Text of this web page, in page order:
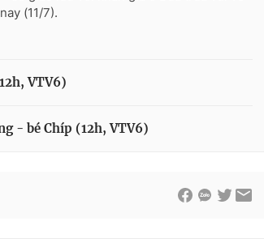
(11/7).
VTV6)
- bé Chíp (12h, VTV6)